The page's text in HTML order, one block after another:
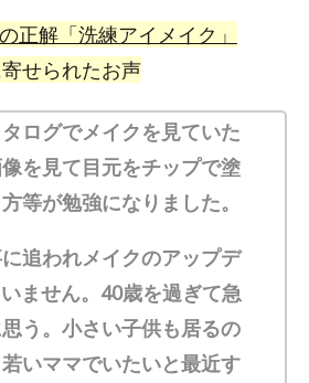
正解「洗練アイメイク」
せられたお声
タログでメイクを見ていた
を見て目元をチップで塗
等が勉強になりました。
に追われメイクのアップデ
ません。40歳を過ぎて急
う。小さい子供も居るの
いママでいたいと最近す